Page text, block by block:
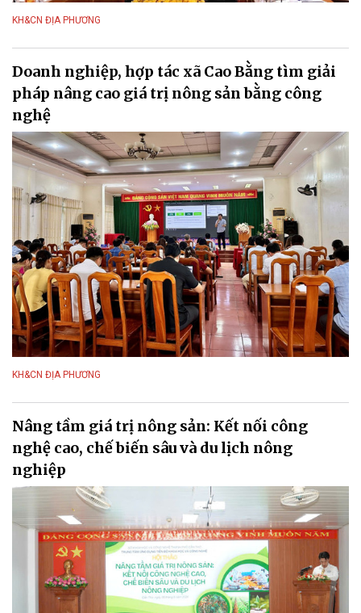
KH&CN ĐỊA PHƯƠNG
Doanh nghiệp, hợp tác xã Cao Bằng tìm giải
pháp nâng cao giá trị nông sản bằng công
nghệ
KH&CN ĐỊA PHƯƠNG
Nâng tầm giá trị nông sản: Kết nối công
nghệ cao, chế biến sâu và du lịch nông
nghiệp